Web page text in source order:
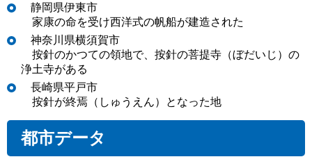
静岡県伊東市
家康の命を受け西洋式の帆船が建造された
神奈川県横須賀市
按針のかつての領地で、按針の菩提寺（ぼだいじ）の
浄土寺がある
長崎県平戸市
按針が終焉（しゅうえん）となった地
都市データ